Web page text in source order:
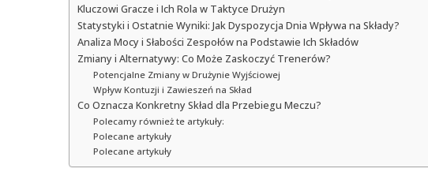
Kluczowi Gracze i Ich Rola w Taktyce Drużyn
Statystyki i Ostatnie Wyniki: Jak Dyspozycja Dnia Wpływa na Składy?
Analiza Mocy i Słabości Zespołów na Podstawie Ich Składów
Zmiany i Alternatywy: Co Może Zaskoczyć Trenerów?
Potencjalne Zmiany w Drużynie Wyjściowej
Wpływ Kontuzji i Zawieszeń na Skład
Co Oznacza Konkretny Skład dla Przebiegu Meczu?
Polecamy również te artykuły:
Polecane artykuły
Polecane artykuły